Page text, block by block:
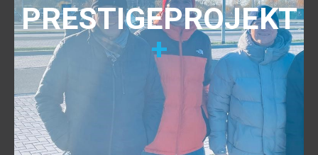
PRESTIGEPROJEKT
+